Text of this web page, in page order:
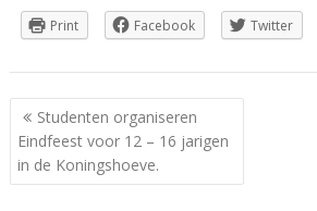
Print Facebook Twitter
Berichtnavigatie
Studenten organiseren
Eindfeest voor 12 – 16 jarigen
in de Koningshoeve.